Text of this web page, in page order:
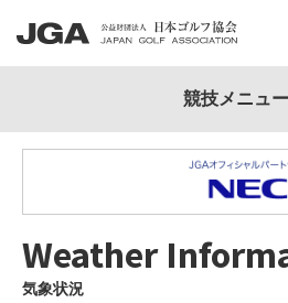
Weather
気象状況
競技メニュー